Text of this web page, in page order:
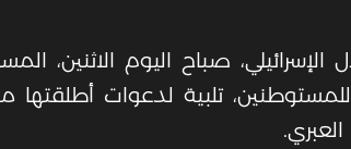
صباح اليوم الاثنين،
للمستوطنين، تلبية لدعوات أطلقتها
.